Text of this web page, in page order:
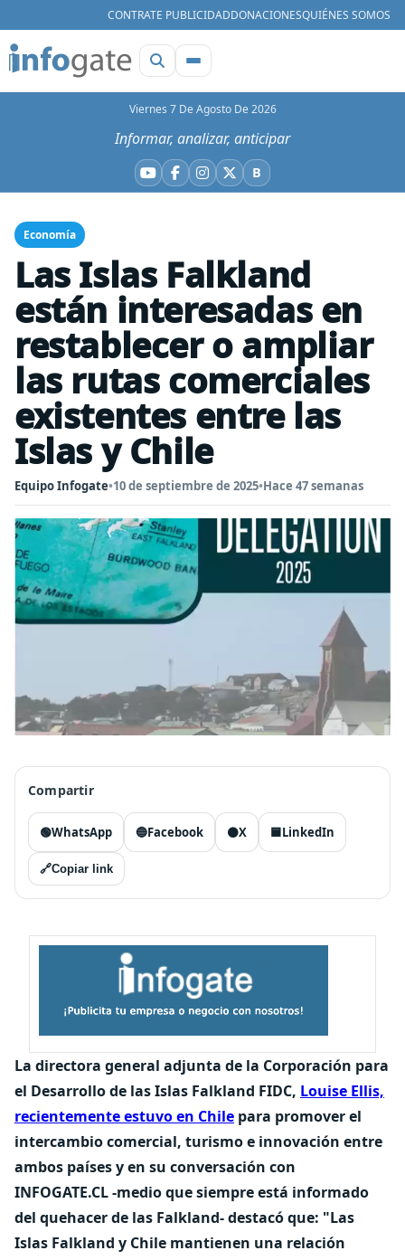
CONTRATE PUBLICIDADDONACIONESQUIÉNES SOMOS
Viernes 7 De Agosto De 2026
Informar, analizar, anticipar
YouTube
Facebook
Instagram
X BBluesky
Economía
Las Islas Falkland
están interesadas en
restablecer o ampliar
las rutas comerciales
existentes entre las
Islas y Chile
Equipo Infogate•10 de septiembre de 2025•Hace 47 semanas
Compartir
🟢WhatsApp 🔵Facebook ⚫X 🟦LinkedIn
🔗Copiar link
La directora general adjunta de la Corporación para
el Desarrollo de las Islas Falkland FIDC, Louise Ellis,
recientemente estuvo en Chile para promover el
intercambio comercial, turismo e innovación entre
ambos países y en su conversación con
INFOGATE.CL -medio que siempre está informado
del quehacer de las Falkland- destacó que: "Las
Islas Falkland y Chile mantienen una relación